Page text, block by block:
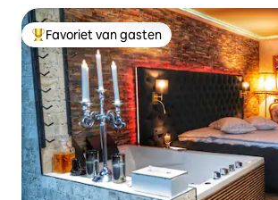
Topfavoriet van gasten
Favoriet van gasten